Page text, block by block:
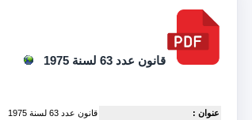
قانون عدد 63 لسنة 1975
عنوان :
قانون عدد 63 لسنة 1975